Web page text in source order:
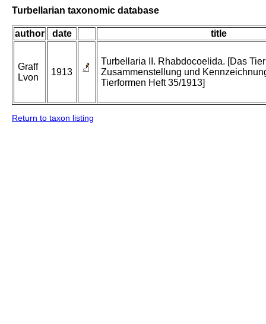
Turbellarian taxonomic database
author date title
Graff
Lvon
1913
Turbellaria II. Rhabdocoelida. [Das
Zusammenstellung und
Tierformen Heft 35/1913]
Return to taxon listing